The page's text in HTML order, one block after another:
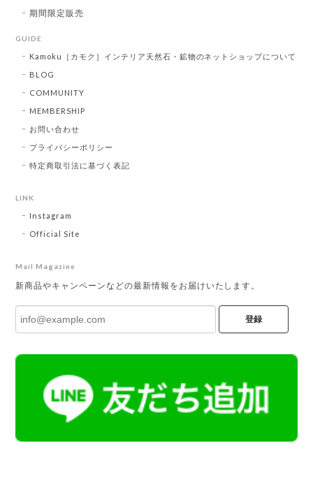
期間限定販売
GUIDE
Kamoku［カモク］インテリア天然石・鉱物のネットショップについて
BLOG
COMMUNITY
MEMBERSHIP
お問い合わせ
プライバシーポリシー
特定商取引法に基づく表記
LINK
Instagram
Official Site
Mail Magazine
新商品やキャンペーンなどの最新情報をお届けいたします。
登録